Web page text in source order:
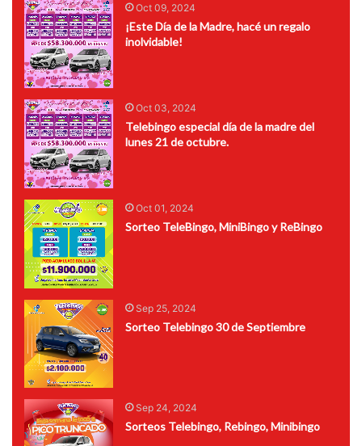
Oct 09, 2024
¡Este Día de la Madre, hacé un regalo
inolvidable!
Oct 03, 2024
Telebingo especial día de la madre del
lunes 21 de octubre.
Oct 01, 2024
Sorteo TeleBingo, MiniBingo y ReBingo
Sep 25, 2024
Sorteo Telebingo 30 de Septiembre
Sep 24, 2024
Sorteos Telebingo, Rebingo, Minibingo